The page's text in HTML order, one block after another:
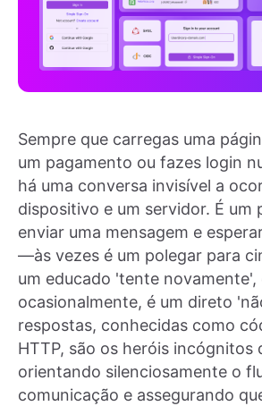
Sempre que carregas uma
um pagamento ou fazes login
há uma conversa invisível a
dispositivo e um servidor. É um
enviar uma mensagem e
—às vezes é um polegar para
um educado 'tente novamente',
ocasionalmente, é um direto
respostas, conhecidas como
HTTP, são os heróis incógnitos
orientando silenciosamente o
comunicação e assegurando